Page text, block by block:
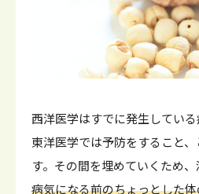
西洋医学はすでに発生している
東洋医学では予防をすること
す。その間を埋めていくため
病気になる前のちょっとした